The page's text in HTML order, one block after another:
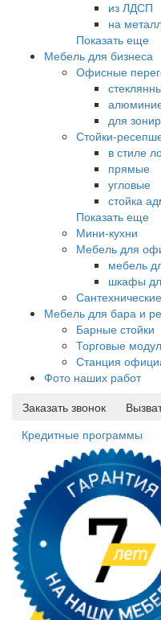
из ЛДСП
на
Показать еще
Мебель для бизнеса
Офисные
для
Стойки-
в стиле
прямые
угловые
стойка
Показать еще
Мини-кухни
Мебель для
мебель
шкафы
Мебель для бара и
Барные стойки
Торговые
Станция
Фото наших работ
Заказать звонок
Кредитные программы